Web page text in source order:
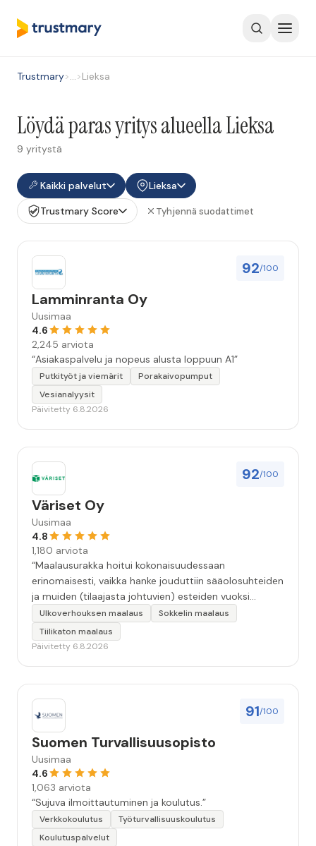
Trustmary>…>Lieksa
Löydä paras yritys alueella Lieksa
9 yritystä
Kaikki palvelut
Lieksa
Trustmary Score
Tyhjennä suodattimet
92/100
Lamminranta Oy
Uusimaa
4.6
2,245 arviota
“Asiakaspalvelu ja nopeus alusta loppuun A1”
Putkityöt ja viemärit
Porakaivopumput
Vesianalyysit
Päivitetty 6.8.2026
92/100
Väriset Oy
Uusimaa
4.8
1,180 arviota
“Maalausurakka hoitui kokonaisuudessaan
erinomaisesti, vaikka hanke jouduttiin sääolosuhteiden
ja muiden (tilaajasta johtuvien) esteiden vuoksi
keskeyttämään n. 3 viikoksi. Maalaistulos on oikein
hyvä, yhteydenpito erinomaista, jälkityöt tehtiin
huolellisesti. Suosittelen. Erityiskiitos itse maalareille:
Ulkoverhouksen maalaus
Sokkelin maalaus
Tiilikaton maalaus
Päivitetty 6.8.2026
91/100
Suomen Turvallisuusopisto
Uusimaa
4.6
1,063 arviota
“Sujuva ilmoittautuminen ja koulutus.”
Verkkokoulutus
Työturvallisuuskoulutus
Koulutuspalvelut